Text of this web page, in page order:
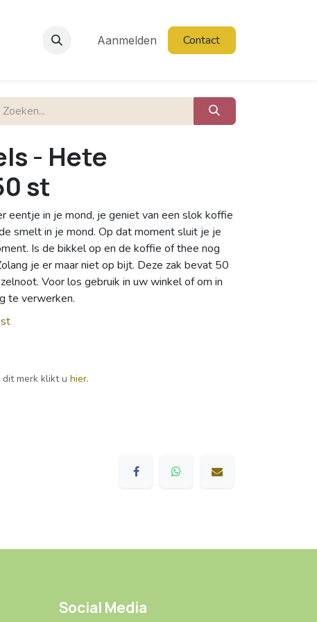
Aanmelden Contact
- Hete
st
eentje in je mond, je geniet van een slok koffie
smelt in je mond. Op dat moment sluit je je
Is de bikkel op en de koffie of thee nog
je er maar niet op bijt. Deze zak bevat 50
Voor los gebruik in uw winkel of om in
te verwerken.
merk klikt u hier.
Social Media